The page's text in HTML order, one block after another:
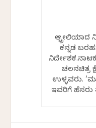
ಕನ್ನಡ
ನಿರ್ದೇಶಕ.ನಾಟಕ,
ಚಲನಚಿತ್ರ
ಉಳ್ಳವರು.
ಇವರಿಗೆ ಹೆಸರು